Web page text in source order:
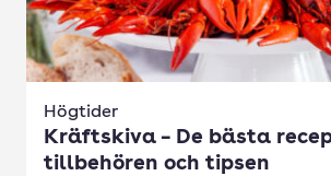
Högtider
Kräftskiva – De bästa
tillbehören och tipsen